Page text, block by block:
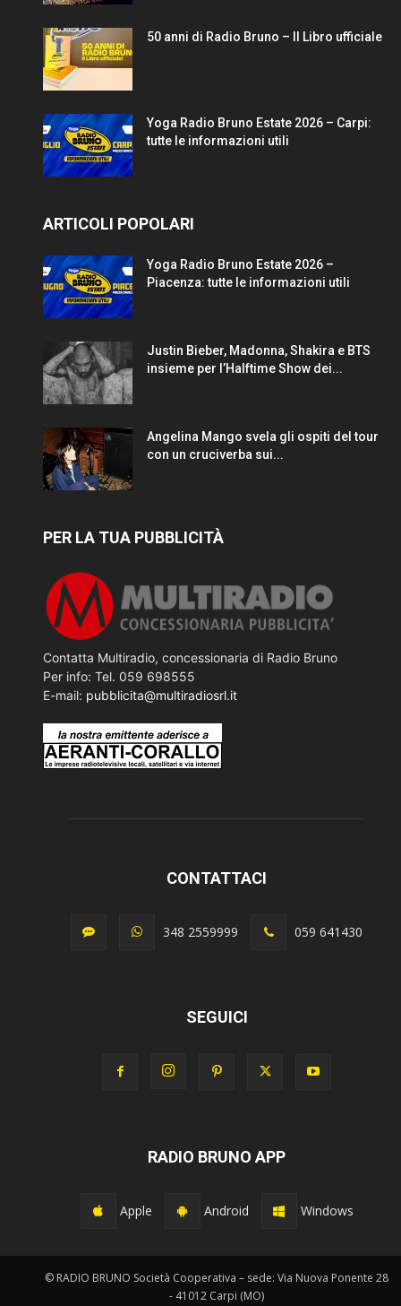
50 anni di Radio Bruno – Il Libro ufficiale
Yoga Radio Bruno Estate 2026 – Carpi:
tutte le informazioni utili
ARTICOLI POPOLARI
Yoga Radio Bruno Estate 2026 –
Piacenza: tutte le informazioni utili
Justin Bieber, Madonna, Shakira e BTS
insieme per l’Halftime Show dei...
Angelina Mango svela gli ospiti del tour
con un cruciverba sui...
PER LA TUA PUBBLICITÀ
Contatta Multiradio, concessionaria di Radio Bruno
Per info: Tel. 059 698555
E-mail: pubblicita@multiradiosrl.it
CONTATTACI
348 2559999 059 641430
SEGUICI
RADIO BRUNO APP
Apple Android Windows
© RADIO BRUNO Società Cooperativa – sede: Via Nuova Ponente 28
- 41012 Carpi (MO)